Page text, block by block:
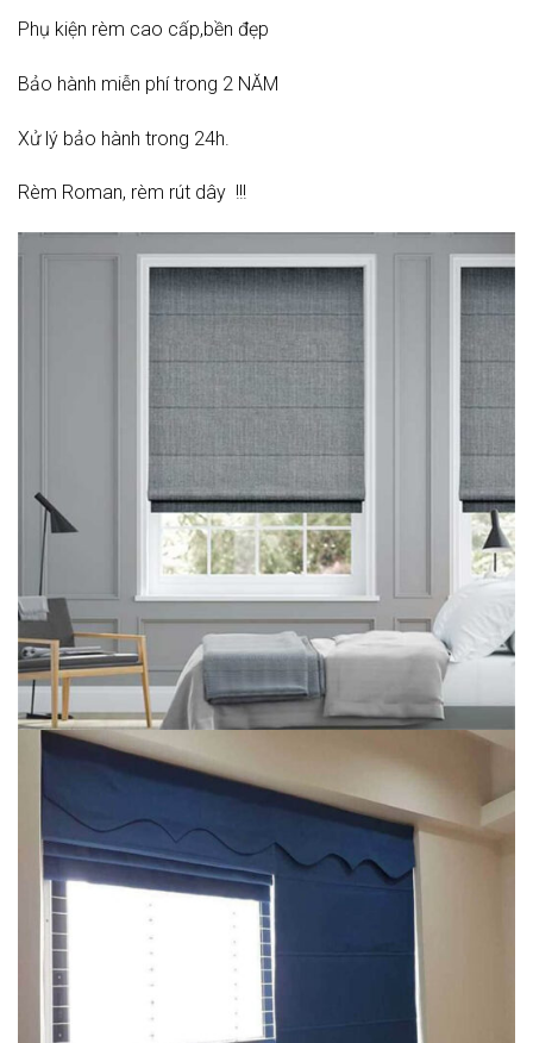
Phụ kiện rèm cao cấp,bền đẹp
Bảo hành miễn phí trong 2 NĂM
Xử lý bảo hành trong 24h.
Rèm Roman, rèm rút dây !!!